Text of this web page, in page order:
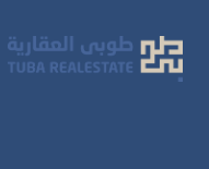
المحتوى